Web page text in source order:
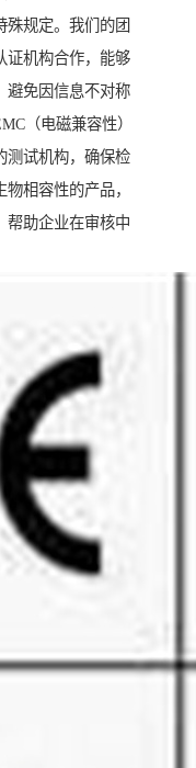
殊规定。我们的团
证机构合作，能够
避免因信息不对称
（电磁兼容性）
测试机构，确保检
相容性的产品，
帮助企业在审核中